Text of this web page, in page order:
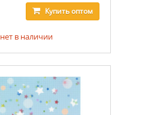
Купитьоптом
нет в наличии